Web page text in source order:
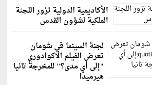
الأكاديمية الدولية تزور اللجنة
الملكية لشؤون القدس
لجنة السينما في شومان
تعرض الفيلم الاكوادوري
"إلى أي مدى؟" للمخرجة تانيا
هيرميدا